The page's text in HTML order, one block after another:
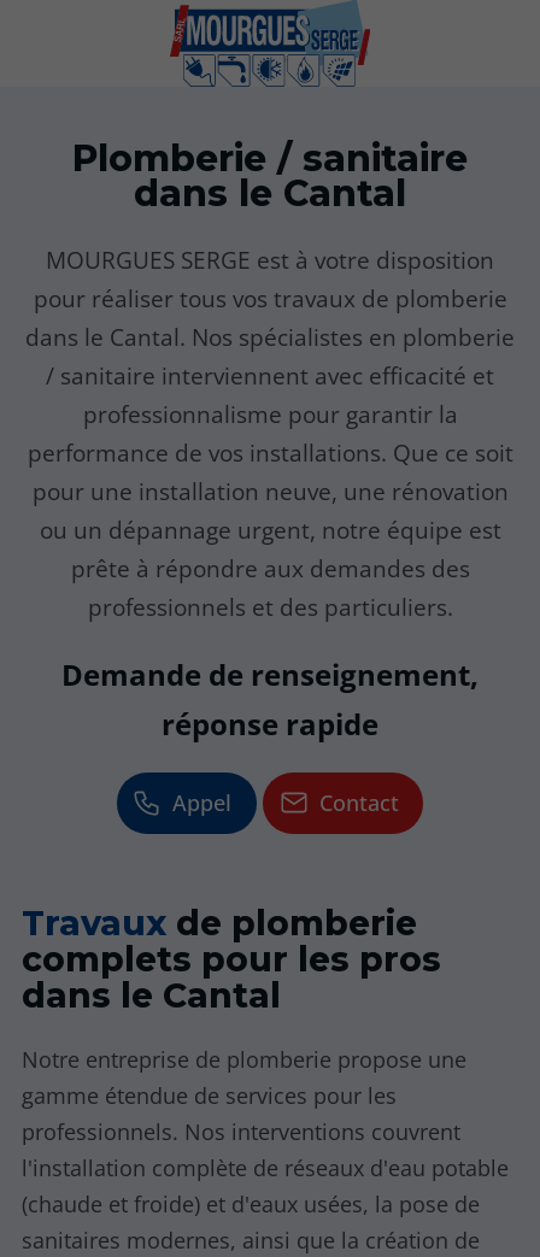
Plomberie / sanitaire
dans le Cantal
MOURGUES SERGE est à votre disposition
pour réaliser tous vos travaux de plomberie
dans le Cantal. Nos spécialistes en plomberie
/ sanitaire interviennent avec efficacité et
professionnalisme pour garantir la
performance de vos installations. Que ce soit
pour une installation neuve, une rénovation
ou un dépannage urgent, notre équipe est
prête à répondre aux demandes des
professionnels et des particuliers.
Demande de renseignement,
réponse rapide
Appel Contact
Travaux de plomberie
complets pour les pros
dans le Cantal
Notre entreprise de plomberie propose une
gamme étendue de services pour les
professionnels. Nos interventions couvrent
l'installation complète de réseaux d'eau potable
(chaude et froide) et d'eaux usées, la pose de
sanitaires modernes, ainsi que la création de